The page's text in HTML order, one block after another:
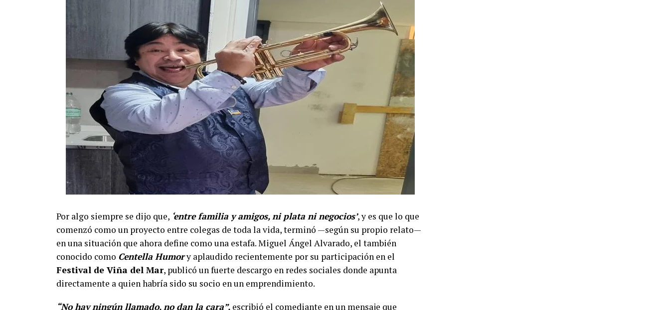
Por algo siempre se dijo que, ‘entre familia y amigos, ni plata ni negocios’, y es que lo que
comenzó como un proyecto entre colegas de toda la vida, terminó —según su propio relato—
en una situación que ahora define como una estafa. Miguel Ángel Alvarado, el también
conocido como Centella Humory aplaudido recientemente por su participación en el
Festival de Viña del Mar, publicó un fuerte descargo en redes sociales donde apunta
directamente a quien habría sido su socio en un emprendimiento.
“No hay ningún llamado, no dan la cara”, escribió el comediante en un mensaje que